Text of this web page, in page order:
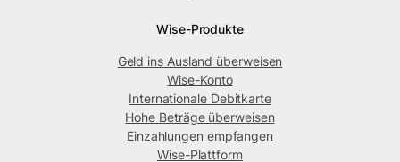
Wise-Produkte
Geld ins Ausland überweisen
Wise-Konto
Internationale Debitkarte
Hohe Beträge überweisen
Einzahlungen empfangen
Wise-Plattform